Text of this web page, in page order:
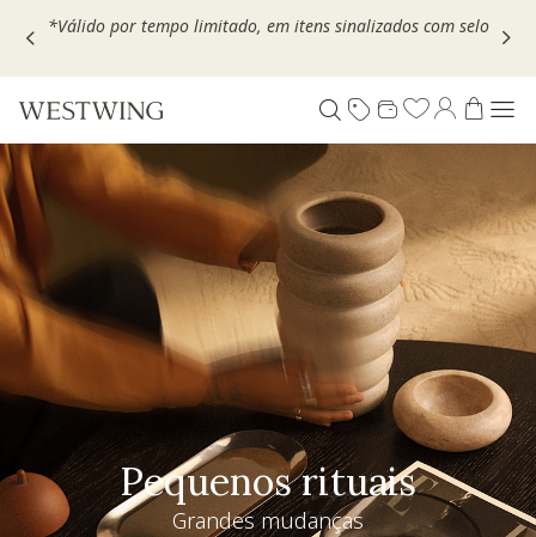
Escolha seu VOUCHER e ganhe até 30% OFF*: useMOVEL30,
Pequenos rituais
Grandes mudanças